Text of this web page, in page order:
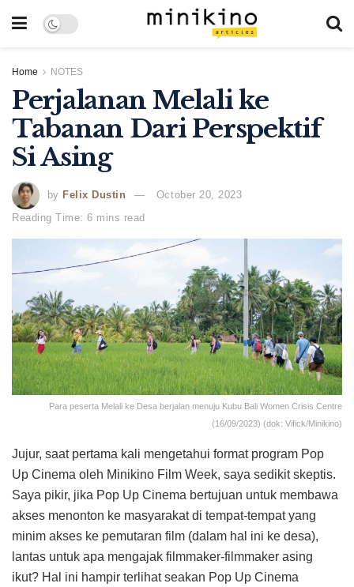
Home NOTES
Perjalanan Melali ke
Tabanan Dari Perspektif
Si Asing
by Felix Dustin
October 20, 2023
Reading Time: 6 mins read
Para peserta Melali ke Desa berjalan menuju Kubu Bali Women Crisis Centre
(16/09/2023) (dok: Vifick/Minikino)
Jujur, saat pertama kali mengetahui format program Pop
Up Cinema oleh Minikino Film Week, saya sedikit skeptis.
Saya pikir, jika Pop Up Cinema bertujuan untuk membawa
akses menonton ke masyarakat di tempat-tempat yang
minim akses ke pemutaran film (dalam hal ini ke desa),
lantas untuk apa mengajak filmmaker-filmmaker asing
ikut? Hal ini hampir terlihat seakan Pop Up Cinema